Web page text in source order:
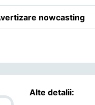
nowcasting
Alte detalii: